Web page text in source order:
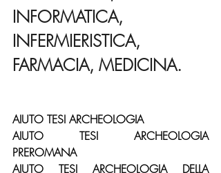
INFORMATICA,
INFERMIERISTICA,
FARMACIA, MEDICINA.
AIUTO TESI ARCHEOLOGIA
AIUTO TESI ARCHEOLOGIA
PREROMANA
AIUTO TESI ARCHEOLOGIA DELLA